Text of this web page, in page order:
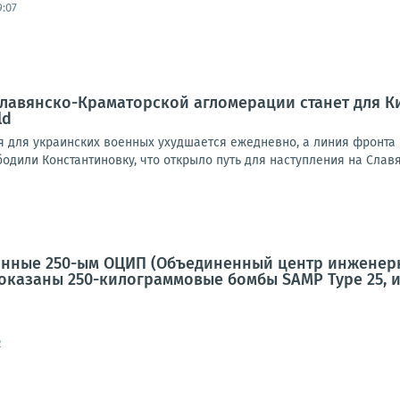
Краматорской агломерации станет для
для украинских военных ухудшается ежедневно, а линия
Константиновку, что открыло путь для наступления на
250-ым ОЦИП (Объединенный центр
250-килограммовые бомбы SAMP Type 25,